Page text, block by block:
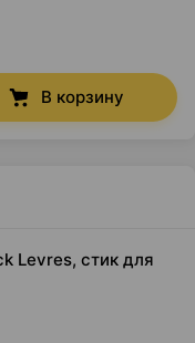
В корзину
Levres, стик для